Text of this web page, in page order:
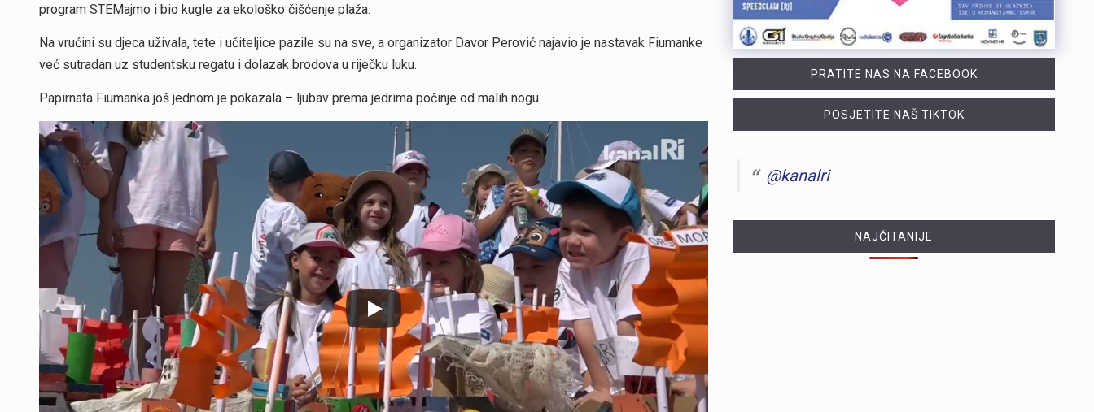
program STEMajmo i bio kugle za ekološko čišćenje plaža.
Na vrućini su djeca uživala, tete i učiteljice pazile su na sve, a organizator Davor Perović najavio je nastavak Fiumanke
već sutradan uz studentsku regatu i dolazak brodova u riječku luku.
Papirnata Fiumanka još jednom je pokazala – ljubav prema jedrima počinje od malih nogu.
PRATITE NAS NA FACEBOOK
POSJETITE NAŠ TIKTOK
@kanalri
NAJČITANIJE